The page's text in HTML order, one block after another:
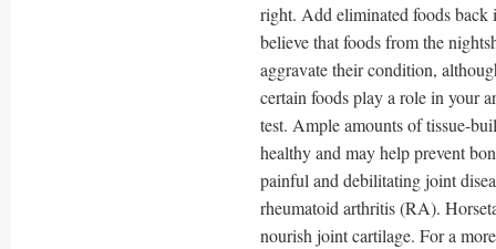
right. Add eliminated foods back
believe that foods from the
aggravate their condition,
certain foods play a role in your
test. Ample amounts of tissue-
healthy and may help prevent
painful and debilitating joint
rheumatoid arthritis (RA).
nourish joint cartilage. For a